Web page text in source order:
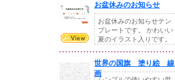
お盆休みのお知らせ
お盆休みのお知らせテン
プレートです。 かわいい
夏のイラスト入りです。
世界の国旗 塗り絵 線
画